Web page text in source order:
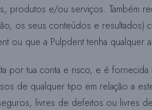
produtos e/ou serviços.
os seus conteúdos e resultados)
ou que a Pulpdent tenha qualquer
por tua conta e risco, e é
de qualquer tipo em relação a
livres de defeitos ou livres